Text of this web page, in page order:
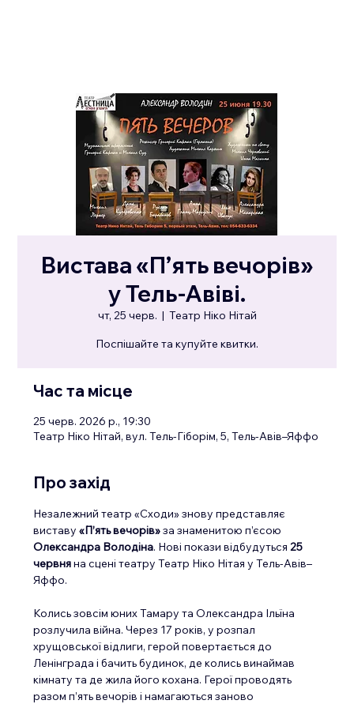
Вистава «П’ять вечорів»
у Тель-Авіві.
чт, 25 черв.
  |
Театр Ніко Нітай
Поспішайте та купуйте квитки.
Час та місце
25 черв. 2026 р., 19:30
Театр Ніко Нітай, вул. Тель-Гіборім, 5, Тель-Авів–Яффо
Про захід
Незалежний театр «Сходи» знову представляє
виставу «П’ять вечорів» за знаменитою п’єсою
Олександра Володіна. Нові покази відбудуться 25
червня на сцені театру Театр Ніко Нітая у Тель-Авів–
Яффо.
Колись зовсім юних Тамару та Олександра Ільїна
розлучила війна. Через 17 років, у розпал
хрущовської відлиги, герой повертається до
Ленінграда і бачить будинок, де колись винаймав
кімнату та де жила його кохана. Герої проводять
разом п’ять вечорів і намагаються заново